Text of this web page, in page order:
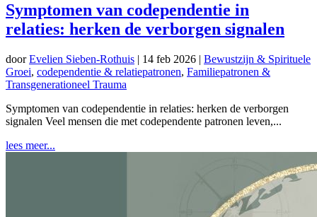
Symptomen van codependentie in
relaties: herken de verborgen signalen
doorEvelien Sieben-Rothuis | 14 feb 2026 | Bewustzijn & Spirituele
Groei, codependentie & relatiepatronen, Familiepatronen &
Transgenerationeel Trauma
Symptomen van codependentie in relaties: herken de verborgen
signalen Veel mensen die met codependente patronen leven,...
lees meer...